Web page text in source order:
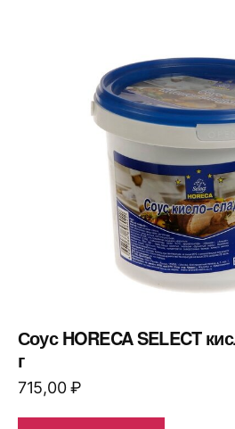
Соус HORECA SELECT
г
715,00₽